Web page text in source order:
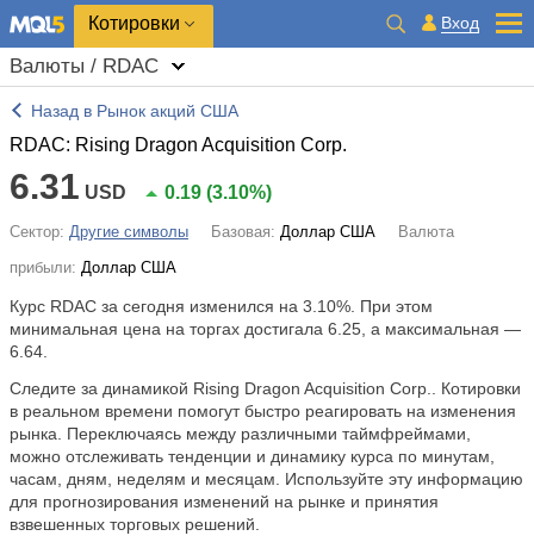
Котировки Вход
Валюты / RDAC
Назад в Рынок акций США
RDAC: Rising Dragon Acquisition Corp.
6.31 USD 0.19 (3.10%)
Сектор: Другие символы Базовая: Доллар США
Валюта
прибыли: Доллар США
Курс RDAC за сегодня изменился на 3.10% . При этом
минимальная цена на торгах достигала 6.25, а максимальная —
6.64.
Следите за динамикой Rising Dragon Acquisition Corp.. Котировки
в реальном времени помогут быстро реагировать на изменения
рынка. Переключаясь между различными таймфреймами,
можно отслеживать тенденции и динамику курса по минутам,
часам, дням, неделям и месяцам. Используйте эту информацию
для прогнозирования изменений на рынке и принятия
взвешенных торговых решений.